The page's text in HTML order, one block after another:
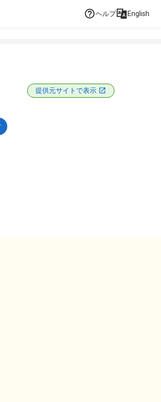
ヘルプ English
提供元サイトで表示